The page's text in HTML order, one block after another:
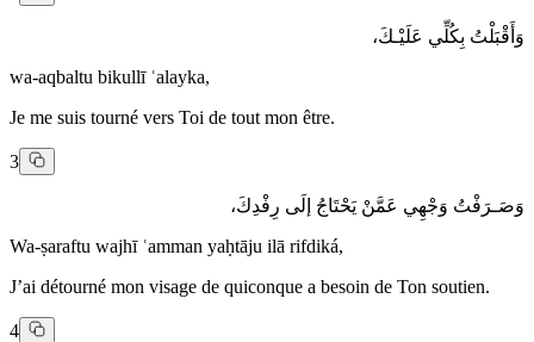
وَأَقْبَلْتُ بِكُلِّي عَلَيْـكَ،
wa-aqbaltu bikullī ʿalayka,
Je me suis tourné vers Toi de tout mon être.
3
وَصَـرَفْتُ وَجْهِي عَمَّنْ يَحْتَاجُ إلَى رِفْدِكَ،
Wa-ṣaraftu wajhī ʿamman yaḥtāju ilā rifdiká,
J’ai détourné mon visage de quiconque a besoin de Ton soutien.
4